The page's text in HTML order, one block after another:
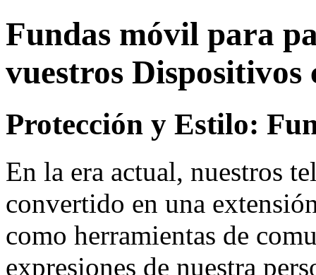
Fundas móvil para
vuestros Dispositivos
Protección y Estilo:
En la era actual, nuestros
convertido en una
como herramientas de
expresiones de nuestra